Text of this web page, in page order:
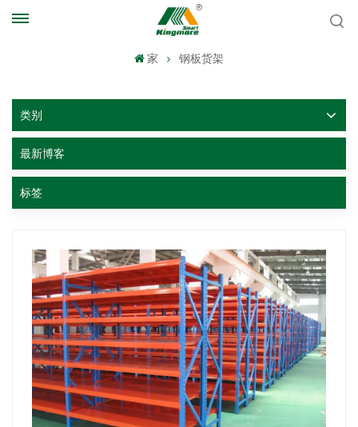
家 钢板货架
类别
最新博客
标签